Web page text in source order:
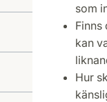
som
Finns
kan
Hur